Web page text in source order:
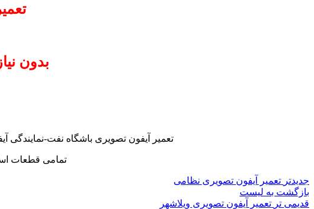
بدون
تعمیر آیفون تصویری باشگاه نفت-نمایندگی
تمامی قطعات
جدیدتر تعمیر آیفون تصویری نظامی
بازگشت به لیست
قدیمی تر تعمیر آیفون تصویری ویلاشهر